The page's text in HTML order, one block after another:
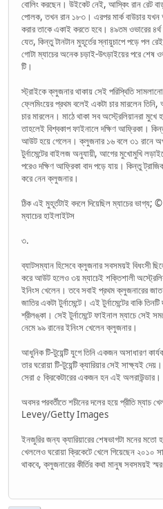
বোলিং করছেন। উইকেট নেই, আস্কিং রান রেট
পোলক, তখন রান ১৮৩। এরপর মার্ক বাউচার
করার তাকে একাই করতে হবে। ৪৯তম ওভারের
যেত, কিন্তু টানটান মুহূর্তের স্নায়ুচাপে পড়ে পল
গোটা ম্যাচের অনেক চড়াই-উৎড়াইয়ের পরে শেষ
টি।
স্ট্রাইকে ক্লুজনার থাকায় সেই পরিস্থিতি
ফ্লেমিংয়ের প্রথম বলেই একটা চার মারলেন
চার মারলেন। মাঠে থাকা সব অস্ট্রেলিয়ানরা
তাহলেই বিশ্বকাপ ফাইনালে দক্ষিণ আফ্রিকা।
আউট হয়ে গেলেন। ক্লুজনার ১৬ বলে ৩১ রানে
টুর্নামেন্টের বাইলজ অনুযায়ী, আগের মুখোমুখি
পরেও দক্ষিণ আফ্রিকা বাদ পড়ে যায়। কিন্তু
করে নেন ক্লুজনার।
ঠিক এই মুহূর্তটাই বদলে দিয়েছিল ম্যাচের
ম্যাচের হাইলাইটস
৩.
ব্যাটসম্যান হিসেবে ক্লুজনার সবসময়ই বিধংসী
করে আউট হলেও ৩য় ম্যাচেই শক্তিশালী
ইনিংস খেলেন। তবে সবাই প্রথম ক্লুজনারের জাত
জাতির একটা টুর্নামেন্টে। এই টুর্নামেন্টের বাকি
শ্রীলঙ্কা। সেই টুর্নামেন্টে ফাইনাল ম্যাচে সেই
নেমে ৯৯ রানের ইনিংস খেলেন ক্লুজনার।
আধুনিক টি-টুয়েন্টি যুগে তিনি একজন অসাধারণ
তার ঘরোয়া টি-টুয়েন্টি ক্যারিয়ার সেই সাক্ষ্যই
সেরা ৫ ক্রিকেটারের একজন হন এই অলরাউন্ডার।
অবসর পরবর্তীতে শচীনের দলের হয়ে প্রীতি
Levey/Getty Images
ইনজুরির জন্য ক্যারিয়ারের শেষভাগটা মনের
খেললেও ঘরোয়া ক্রিকেটে খেলে গিয়েছেন ২০১০
থাকবে, ক্লুজনারের কীর্তির কথা মানুষ সবসময়ই